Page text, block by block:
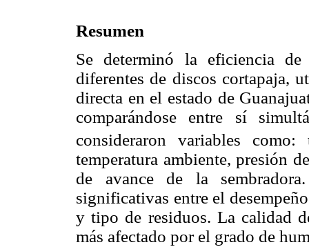
Resumen
Se determinó la eficiencia
diferentes de discos cortapaja,
directa en el estado de
comparándose entre sí
consideraron variables
temperatura ambiente, presión
de avance de la
significativas entre el
y tipo de residuos. La calidad
más afectado por el grado de